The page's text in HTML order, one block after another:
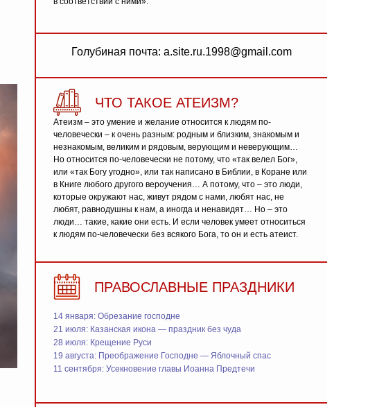
Голубиная почта: a.site.ru.1998@gmail.com
ЧТО ТАКОЕ АТЕИЗМ?
Атеизм – это умение и желание относится к людям по-
человечески – к очень разным: родным и близким, знакомым и
незнакомым, великим и рядовым, верующим и неверующим…
Но относится по-человечески не потому, что «так велел Бог»,
или «так Богу угодно», или так написано в Библии, в Коране или
в Книге любого другого вероучения… А потому, что – это люди,
которые окружают нас, живут рядом с нами, любят нас, не
любят, равнодушны к нам, а иногда и ненавидят… Но – это
люди… такие, какие они есть. И если человек умеет относиться
к людям по-человечески без всякого Бога, то он и есть атеист.
ПРАВОСЛАВНЫЕ ПРАЗДНИКИ
14 января: Обрезание господне
21 июля: Казанская икона — праздник без чуда
28 июля: Крещение Руси
19 августа: Преображение Господне — Яблочный спас
11 сентября: Усекновение главы Иоанна Предтечи